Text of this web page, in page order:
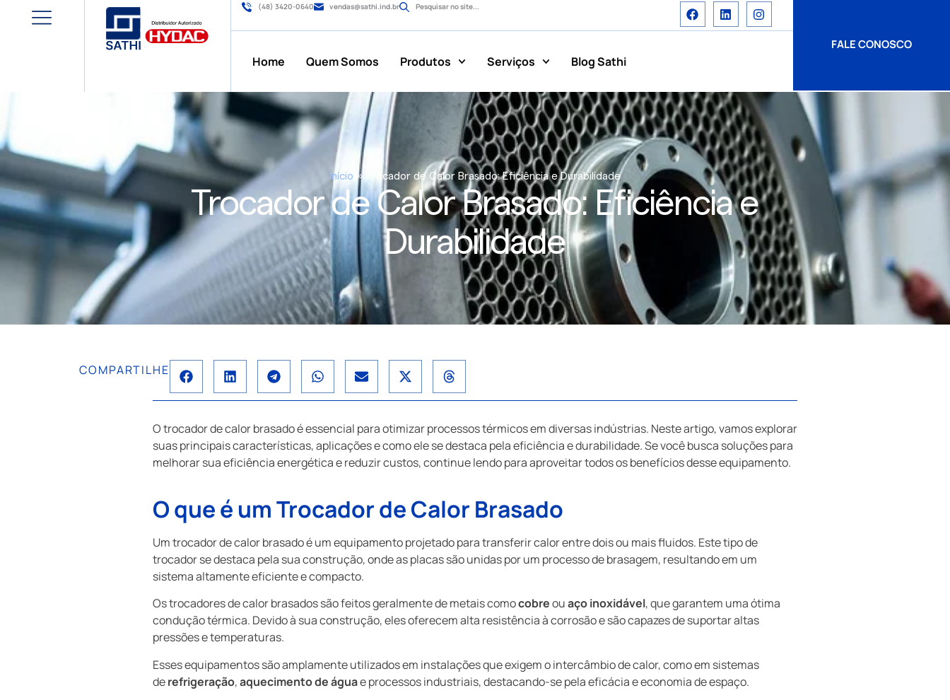
(48) 3420-0640 vendas@sathi.ind.br Pesquisar no site...
Home Quem Somos Produtos Serviços Blog Sathi
FALE CONOSCO
Início » Trocador de Calor Brasado: Eficiência e Durabilidade
Trocador de Calor Brasado: Eficiência e
Durabilidade
COMPARTILHE
O trocador de calor brasado é essencial para otimizar processos térmicos em diversas indústrias. Neste artigo, vamos explorar
suas principais características, aplicações e como ele se destaca pela eficiência e durabilidade. Se você busca soluções para
melhorar sua eficiência energética e reduzir custos, continue lendo para aproveitar todos os benefícios desse equipamento.
O que é um Trocador de Calor Brasado
Um trocador de calor brasado é um equipamento projetado para transferir calor entre dois ou mais fluidos. Este tipo de
trocador se destaca pela sua construção, onde as placas são unidas por um processo de brasagem, resultando em um
sistema altamente eficiente e compacto.
Os trocadores de calor brasados são feitos geralmente de metais comocobreouaço inoxidável, que garantem uma ótima
condução térmica. Devido à sua construção, eles oferecem alta resistência à corrosão e são capazes de suportar altas
pressões e temperaturas.
Esses equipamentos são amplamente utilizados em instalações que exigem o intercâmbio de calor, como em sistemas
derefrigeração,aquecimento de águae processos industriais, destacando-se pela eficácia e economia de espaço.